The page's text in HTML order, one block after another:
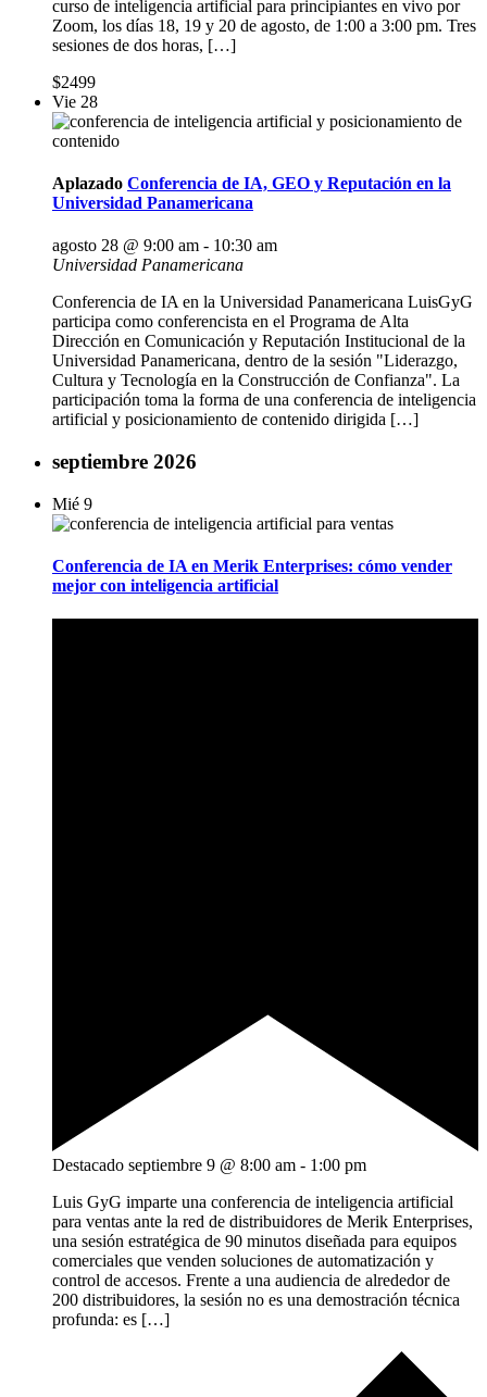
curso de inteligencia artificial para principiantes en vivo por
Zoom, los días 18, 19 y 20 de agosto, de 1:00 a 3:00 pm. Tres
sesiones de dos horas, […]
$2499
Vie 28
Aplazado Conferencia de IA, GEO y Reputación en la
Universidad Panamericana
agosto 28 @ 9:00 am - 10:30 am
Universidad Panamericana
Conferencia de IA en la Universidad Panamericana LuisGyG
participa como conferencista en el Programa de Alta
Dirección en Comunicación y Reputación Institucional de la
Universidad Panamericana, dentro de la sesión "Liderazgo,
Cultura y Tecnología en la Construcción de Confianza". La
participación toma la forma de una conferencia de inteligencia
artificial y posicionamiento de contenido dirigida […]
septiembre 2026
Mié 9
Conferencia de IA en Merik Enterprises: cómo vender
mejor con inteligencia artificial
Destacado septiembre 9 @ 8:00 am - 1:00 pm
Luis GyG imparte una conferencia de inteligencia artificial
para ventas ante la red de distribuidores de Merik Enterprises,
una sesión estratégica de 90 minutos diseñada para equipos
comerciales que venden soluciones de automatización y
control de accesos. Frente a una audiencia de alrededor de
200 distribuidores, la sesión no es una demostración técnica
profunda: es […]